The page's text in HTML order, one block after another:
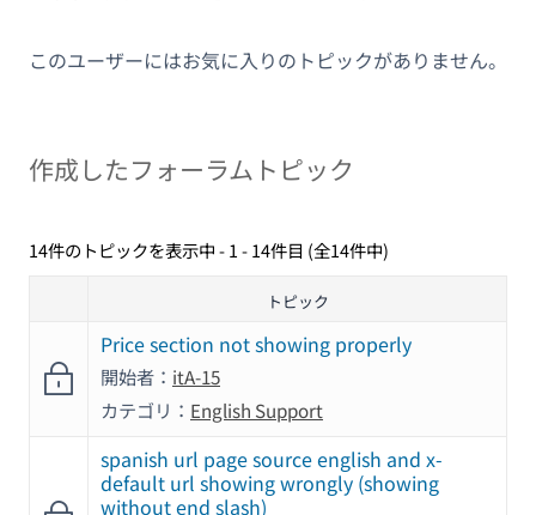
このユーザーにはお気に入りのトピックがありません。
作成したフォーラムトピック
14件のトピックを表示中 - 1 - 14件目 (全14件中)
トピック
Price section not showing properly
開始者： itA-15
カテゴリ： English Support
spanish url page source english and x-
default url showing wrongly (showing
without end slash)